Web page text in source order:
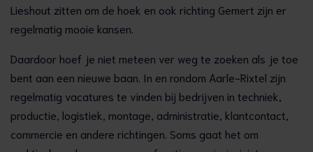
Lieshout zitten om de hoek en ook richting Gemert zijn er
regelmatig mooie kansen.
Daardoor hoef je niet meteen ver weg te zoeken als je toe
bent aan een nieuwe baan. In en rondom Aarle-Rixtel zijn
regelmatig vacatures te vinden bij bedrijven in techniek,
productie, logistiek, montage, administratie, klantcontact,
commercie en andere richtingen. Soms gaat het om